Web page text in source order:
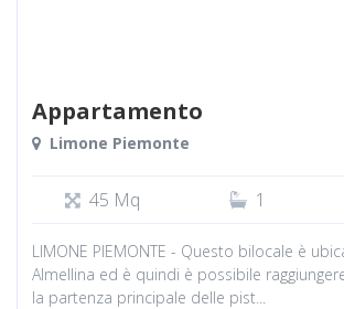
Appartamento
Limone Piemonte
45 Mq 1
LIMONE PIEMONTE - Questo bilocale è
Almellina ed è quindi è possibile
la partenza principale delle pist...